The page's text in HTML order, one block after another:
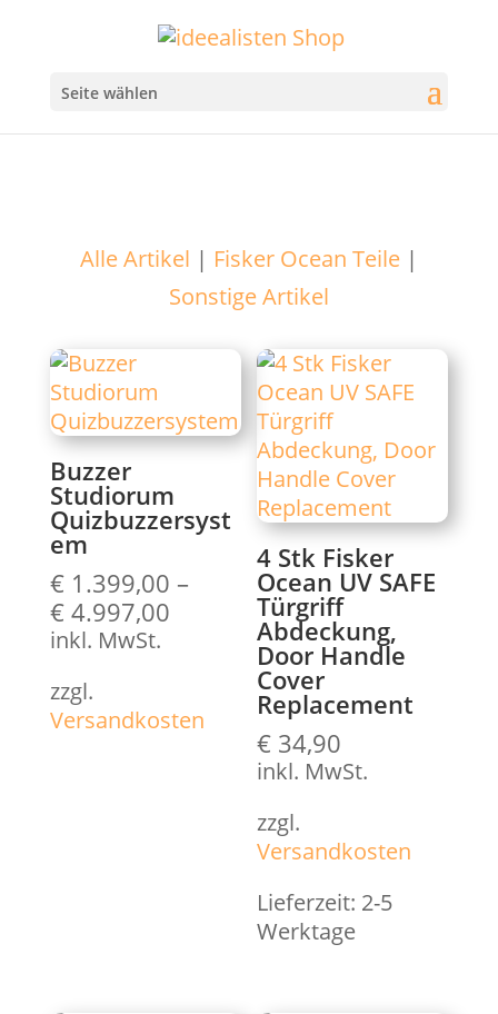
Seite wählen
Alle Artikel | Fisker Ocean Teile|
Sonstige Artikel
Buzzer
Studiorum
Quizbuzzersyst
em
€1.399,00 –
€4.997,00
inkl. MwSt.
zzgl.
Versandkosten
4 Stk Fisker
Ocean UV SAFE
Türgriff
Abdeckung,
Door Handle
Cover
Replacement
€ 34,90
inkl. MwSt.
zzgl.
Versandkosten
Lieferzeit: 2-5
Werktage